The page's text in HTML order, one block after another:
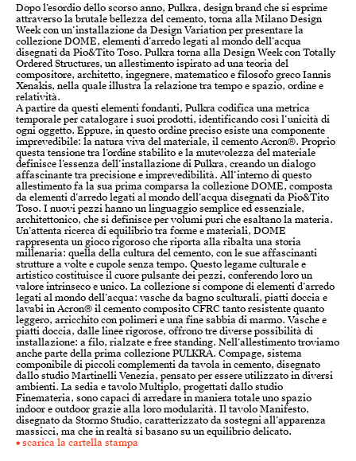
Dopo l’esordio dello scorso anno, Pulkra, design brand che si esprime
attraverso la brutale bellezza del cemento, torna alla Milano Design
Week con un’installazione da Design Variation per presentare la
collezione DOME, elementi d’arredo legati al mondo dell’acqua
disegnati da Pio&Tito Toso. Pulkra torna alla Design Week con Totally
Ordered Structures, un allestimento ispirato ad una teoria del
compositore, architetto, ingegnere, matematico e filosofo greco Iannis
Xenakis, nella quale illustra la relazione tra tempo e spazio, ordine e
relatività.
A partire da questi elementi fondanti, Pulkra codifica una metrica
temporale per catalogare i suoi prodotti, identificando così l’unicità di
ogni oggetto. Eppure, in questo ordine preciso esiste una componente
imprevedibile: la natura viva del materiale, il cemento Acron®. Proprio
questa tensione tra l’ordine stabilito e la mutevolezza del materiale
definisce l’essenza dell’installazione di Pulkra, creando un dialogo
affascinante tra precisione e imprevedibilità. All’interno di questo
allestimento fa la sua prima comparsa la collezione DOME, composta
da elementi d’arredo legati al mondo dell’acqua disegnati da Pio&Tito
Toso. I nuovi pezzi hanno un linguaggio semplice ed essenziale,
architettonico, che si definisce per volumi puri che esaltano la materia.
Un’attenta ricerca di equilibrio tra forme e materiali, DOME
rappresenta un gioco rigoroso che riporta alla ribalta una storia
millenaria: quella della cultura del cemento, con le sue affascinanti
strutture a volte e cupole senza tempo. Questo legame culturale e
artistico costituisce il cuore pulsante dei pezzi, conferendo loro un
valore intrinseco e unico. La collezione si compone di elementi d’arredo
legati al mondo dell’acqua: vasche da bagno sculturali, piatti doccia e
lavabi in Acron® il cemento composito CFRC tanto resistente quanto
leggero, arricchito con polimeri e una fine sabbia di marmo. Vasche e
piatti doccia, dalle linee rigorose, offrono tre diverse possibilità di
installazione: a filo, rialzate e free standing. Nell’allestimento troviamo
anche parte della prima collezione PULKRA. Compage, sistema
componibile di piccoli complementi da tavola in cemento, disegnato
dallo studio Martinelli Venezia, pensato per essere utilizzato in diversi
ambienti. La sedia e tavolo Multiplo, progettati dallo studio
Finemateria, sono capaci di arredare in maniera totale uno spazio
indoor e outdoor grazie alla loro modularità. Il tavolo Manifesto,
disegnato da Stormo Studio, caratterizzato da sostegni all’apparenza
massicci, ma che in realtà si basano su un equilibrio delicato.
• scarica la cartella stampa